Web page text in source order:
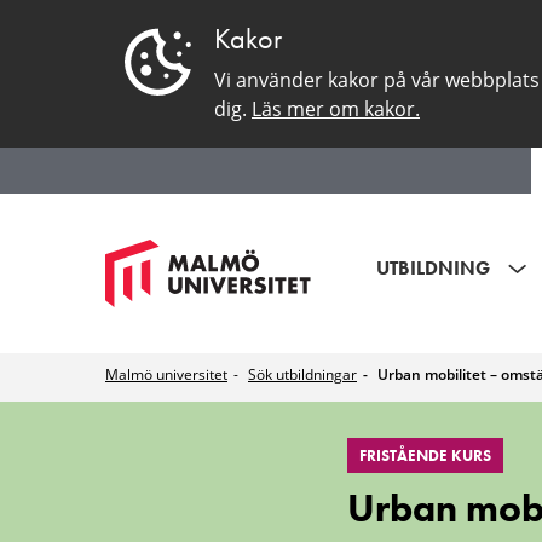
Kakor
Vi använder kakor på vår
dig. Läs mer om kakor.
UTBILDNING
Malmö universitet Sök utbildningar Urban mobilitet –
FRISTÅENDE KURS
Urban